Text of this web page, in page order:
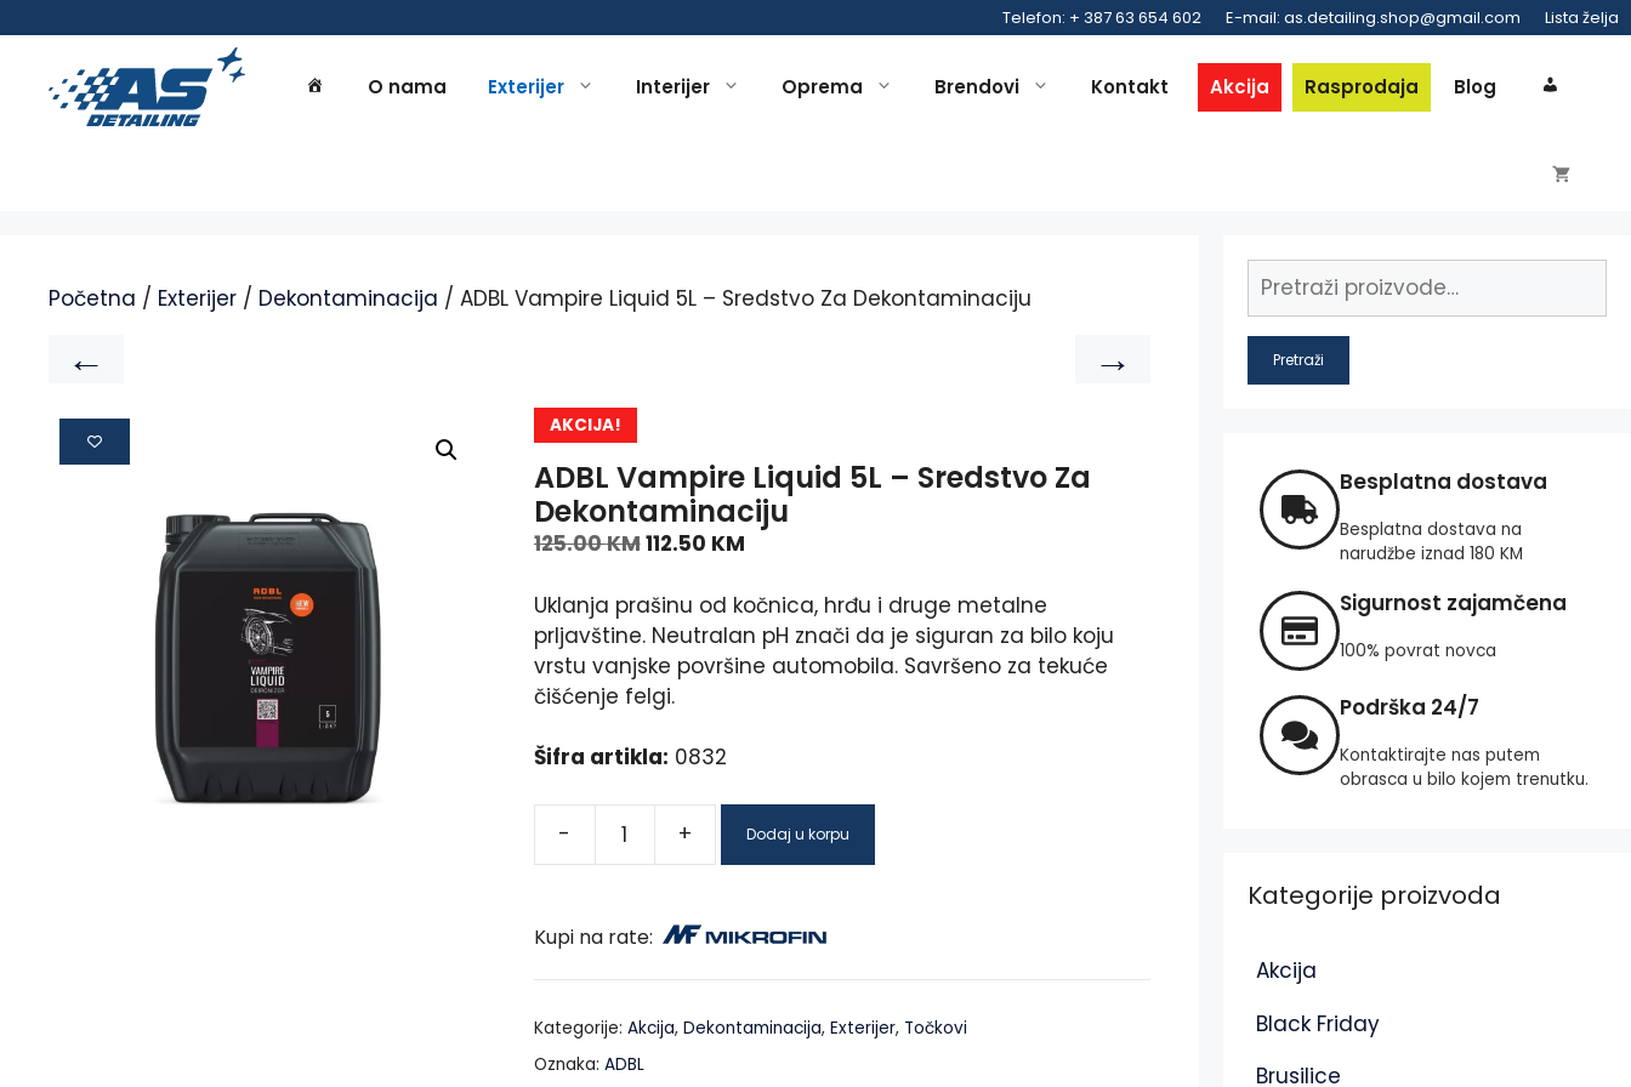
Telefon: + 387 63 654 602 E-mail: as.detailing.shop@gmail.com Lista želja
O nama Exterijer Interijer Oprema Brendovi Kontakt Akcija Rasprodaja Blog
Početna / Exterijer / Dekontaminacija / ADBL Vampire Liquid 5L – Sredstvo Za Dekontaminaciju
← →
AKCIJA!
ADBL Vampire Liquid 5L – Sredstvo Za
Dekontaminaciju
125.00KM112.50 KM
Uklanja prašinu od kočnica, hrđu i druge metalne
prljavštine. Neutralan pH znači da je siguran za bilo koju
vrstu vanjske površine automobila. Savršeno za tekuće
čišćenje felgi.
Šifra artikla: 0832
- + Dodaj u korpu
Kupi na rate:
Kategorije: Akcija, Dekontaminacija, Exterijer, Točkovi
Oznaka: ADBL
Pretraži
Besplatna dostava
Besplatna dostava na
narudžbe iznad 180 KM
Sigurnost zajamčena
100% povrat novca
Podrška 24/7
Kontaktirajte nas putem
obrasca u bilo kojem trenutku.
Kategorije proizvoda
Akcija
Black Friday
Brusilice